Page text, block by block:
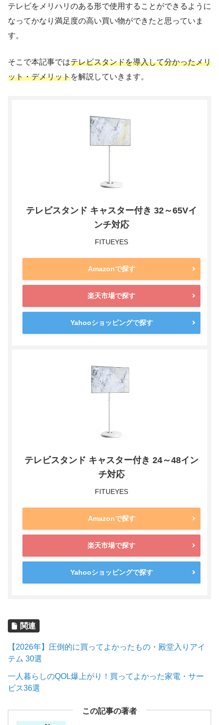
テレビをメリハリのある形で使用することができるように
なってかなり満足度の高い買い物ができたと思っていま
す。
そこで本記事ではテレビスタンドを導入して分かったメリ
ット・デメリットを解説していきます。
テレビスタンド キャスター付き 32～65Vイ
ンチ対応
FITUEYES
Amazonで探す
楽天市場で探す
Yahooショッピングで探す
テレビスタンド キャスター付き 24～48イン
チ対応
FITUEYES
Amazonで探す
楽天市場で探す
Yahooショッピングで探す
関連
【2026年】圧倒的に買ってよかったもの・殿堂入りアイ
テム 30選
一人暮らしのQOL爆上がり！買ってよかった家電・サー
ビス36選
この記事の著者